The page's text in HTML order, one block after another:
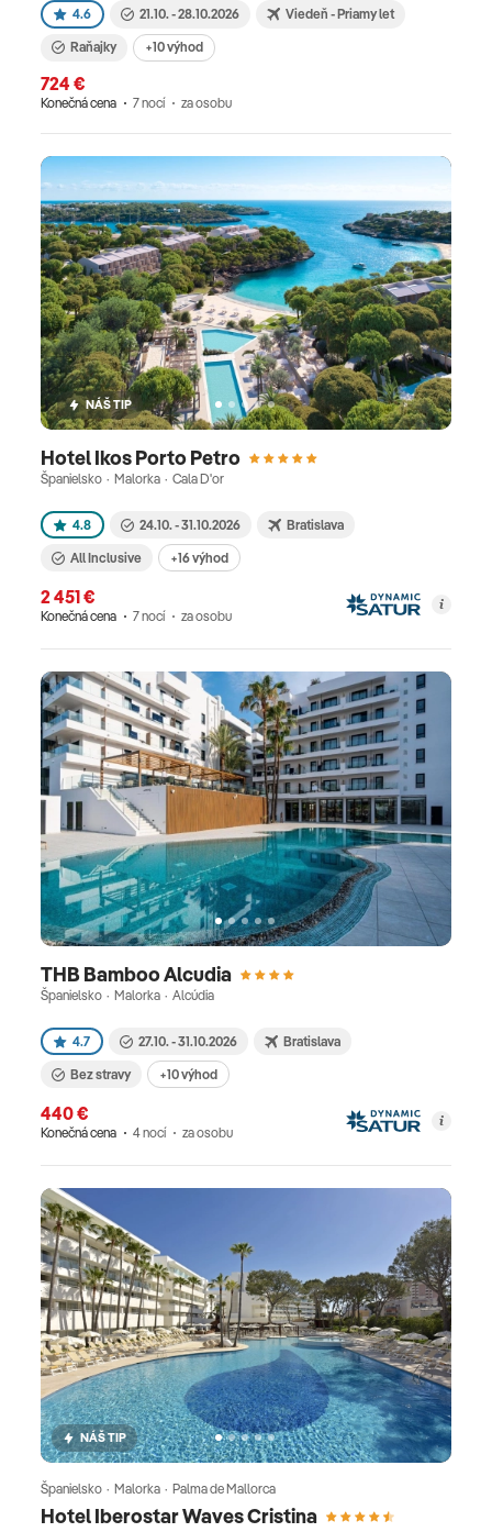
4.6 21.10. - 28.10.2026 Viedeň - Priamy let
Raňajky +10 výhod
724 €
Konečná cena 7 nocí za osobu
NÁŠ TIP
Hotel Ikos Porto Petro
Španielsko · Malorka · Cala D'or
4.8 24.10. - 31.10.2026 Bratislava
All Inclusive +16 výhod
2 451 €
Konečná cena 7 nocí za osobu
THB Bamboo Alcudia
Španielsko · Malorka · Alcúdia
4.7 27.10. - 31.10.2026 Bratislava
Bez stravy +10 výhod
440 €
Konečná cena 4 nocí za osobu
NÁŠ TIP
Hotel Iberostar Waves Cristina
Španielsko · Malorka · Palma de Mallorca